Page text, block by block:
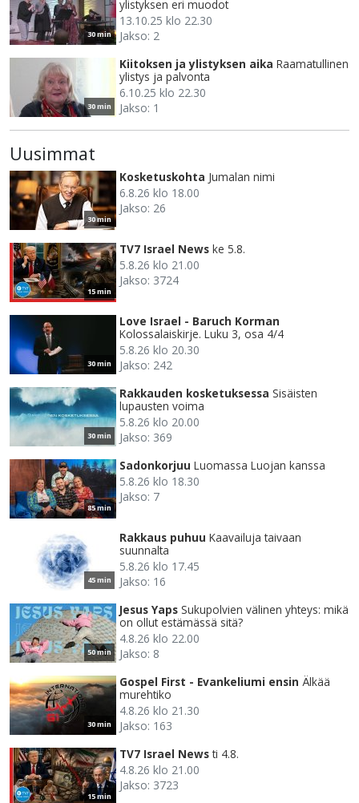
30 min
ylistyksen eri muodot
13.10.25 klo 22.30
Jakso: 2
30 min
Kiitoksen ja ylistyksen aika Raamatullinen
ylistys ja palvonta
6.10.25 klo 22.30
Jakso: 1
Uusimmat
30 min
Kosketuskohta Jumalan nimi
6.8.26 klo 18.00
Jakso: 26
15 min
TV7 Israel News ke 5.8.
5.8.26 klo 21.00
Jakso: 3724
30 min
Love Israel - Baruch Korman
Kolossalaiskirje. Luku 3, osa 4/4
5.8.26 klo 20.30
Jakso: 242
30 min
Rakkauden kosketuksessa Sisäisten
lupausten voima
5.8.26 klo 20.00
Jakso: 369
85 min
Sadonkorjuu Luomassa Luojan kanssa
5.8.26 klo 18.30
Jakso: 7
45 min
Rakkaus puhuu Kaavailuja taivaan
suunnalta
5.8.26 klo 17.45
Jakso: 16
50 min
Jesus Yaps Sukupolvien välinen yhteys: mikä
on ollut estämässä sitä?
4.8.26 klo 22.00
Jakso: 8
30 min
Gospel First - Evankeliumi ensin Älkää
murehtiko
4.8.26 klo 21.30
Jakso: 163
15 min
TV7 Israel News ti 4.8.
4.8.26 klo 21.00
Jakso: 3723